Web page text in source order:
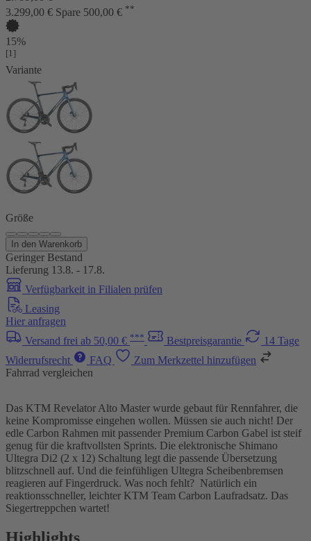
3.299,00 € Spare 500,00 € **
15%
[1]
Variante
Größe
In den Warenkorb
Geringer Bestand
Lieferung 13.8. - 17.8.
Verfügbarkeit in Filialen prüfen
Leasing
Hier anfragen
Versand frei ab 50,00 € *** Bestpreisgarantie
14 Tage
Widerrufsrecht
FAQ
Zum Merkzettel hinzufügen
Fahrrad vergleichen
Das KTM Revelator Alto Master wurde gebaut für Rennfahrer, die
keine Kompromisse eingehen wollen. Müssen sie auch nicht! Der
edle Carbon Rahmen mit passender Premium Carbon Gabel ist steif
genug für die kraftvollsten Sprints. Die elektronische Shimano
Ultegra Di2 (2 x 12) Schaltung legt die passende Übersetzung
blitzschnell auf. Und die feinfühligen Ultegra Scheibenbremsen
reagieren auf Fingerdruck. Was noch fehlt? Natürlich ein
reaktionsschneller, leichter KTM Team Carbon Laufradsatz. Das
Siegertreppchen wartet!
Highlights